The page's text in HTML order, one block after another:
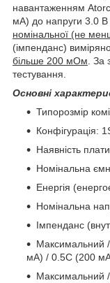
навантаженням
мА) до напруги 3.0 В
номінальної (не
(імпенданс)
більше 200 мОм. За
тестування.
Основні
Типорозмір
Конфігурація:
Наявність
Номінальна
Енергія
Номінальна
Імпенданс
Максимальний
мА) / 0.5C (200
Максимальний